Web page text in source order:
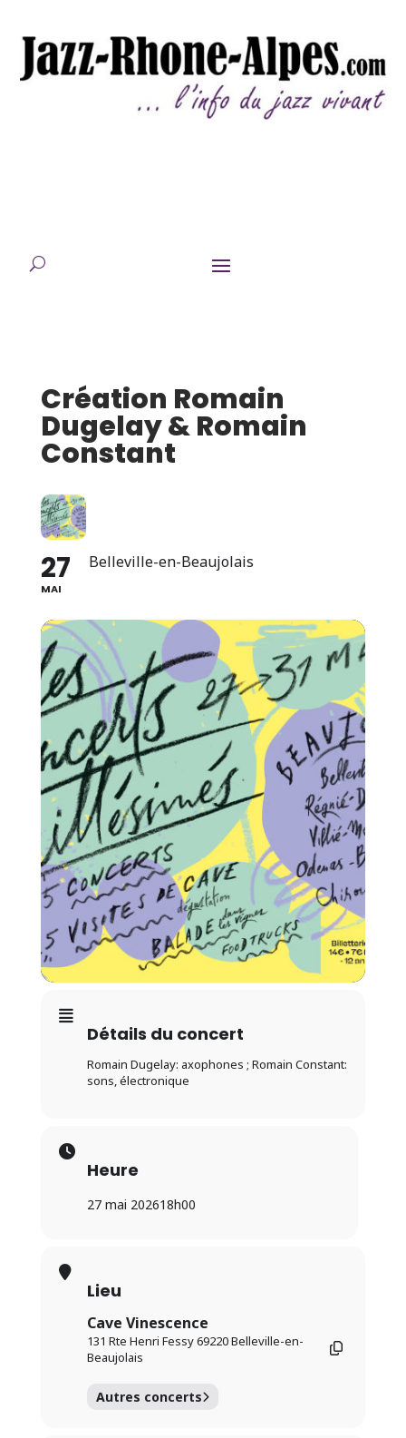
Création Romain
Dugelay & Romain
Constant
27
MAI
Belleville-en-Beaujolais
Détails du concert
Romain Dugelay: axophones ; Romain Constant:
sons, électronique
Heure
27 mai 202618h00
Lieu
Cave Vinescence
131 Rte Henri Fessy 69220 Belleville-en-
Beaujolais
Autres concerts